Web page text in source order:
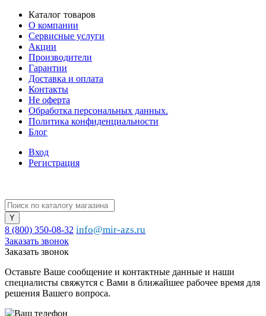
Каталог товаров
О компании
Сервисные услуги
Акции
Производители
Гарантии
Доставка и оплата
Контакты
Не оферта
Обработка персональных данных.
Политика конфиденциальности
Блог
Вход
Регистрация
8 (800) 350-08-32 info@mir-azs.ru
Заказать звонок
Заказать звонок
Оставьте Ваше сообщение и контактные данные и наши
специалисты свяжутся с Вами в ближайшее рабочее время для
решения Вашего вопроса.